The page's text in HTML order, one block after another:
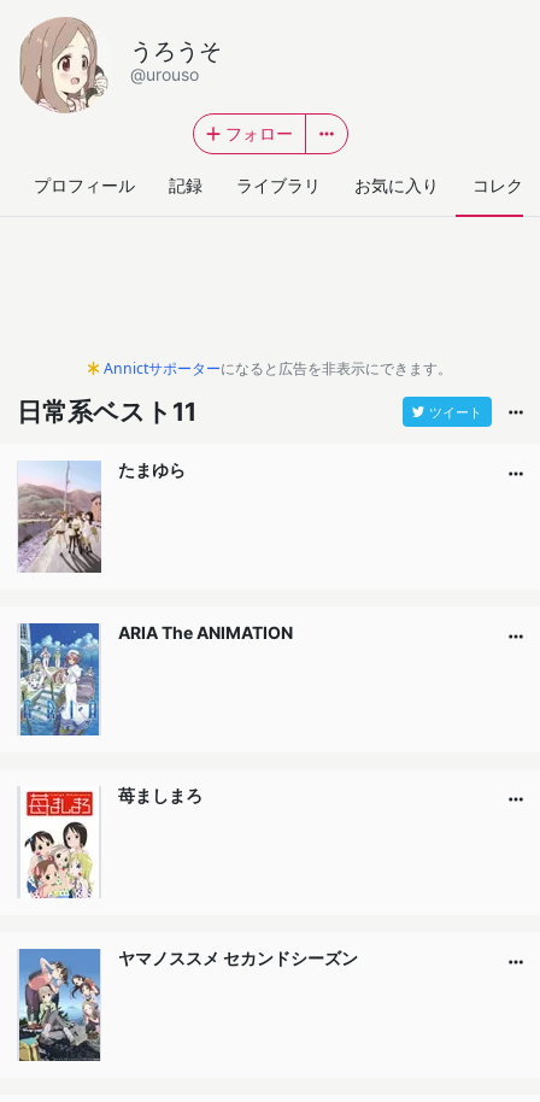
うろうそ
@urouso
フォロー
プロフィール 記録 ライブラリ お気に入り コレク
Annictサポーターになると広告を非表示にできます。
日常系ベスト11 ツイート
たまゆら
ARIA The ANIMATION
苺ましまろ
ヤマノススメ セカンドシーズン